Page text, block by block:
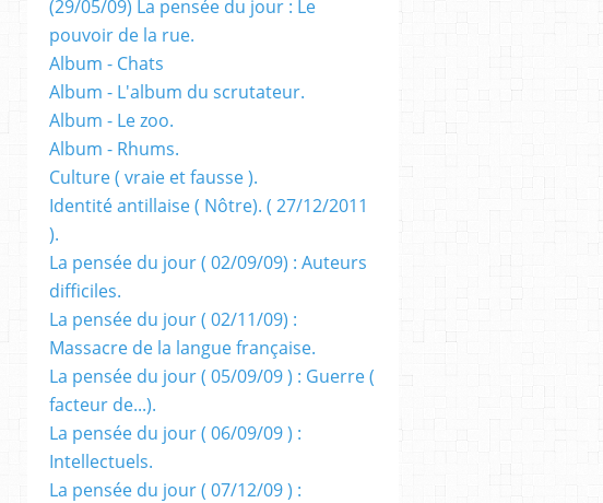
(29/05/09) La pensée du jour : Le
pouvoir de la rue.
Album - Chats
Album - L'album du scrutateur.
Album - Le zoo.
Album - Rhums.
Culture ( vraie et fausse ).
Identité antillaise ( Nôtre). ( 27/12/2011
).
La pensée du jour ( 02/09/09) : Auteurs
difficiles.
La pensée du jour ( 02/11/09) :
Massacre de la langue française.
La pensée du jour ( 05/09/09 ) : Guerre (
facteur de...).
La pensée du jour ( 06/09/09 ) :
Intellectuels.
La pensée du jour ( 07/12/09 ) :